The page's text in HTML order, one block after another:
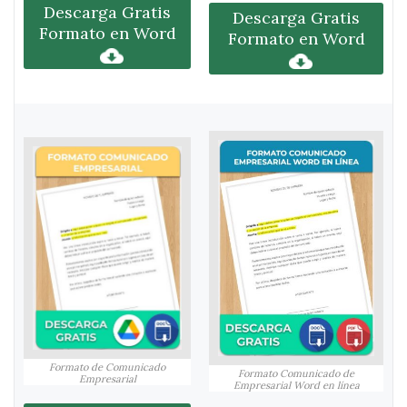
Descarga Gratis
Formato en Word
Descarga Gratis
Formato en Word
Formato de Comunicado
Empresarial
Formato Comunicado de
Empresarial Word en línea